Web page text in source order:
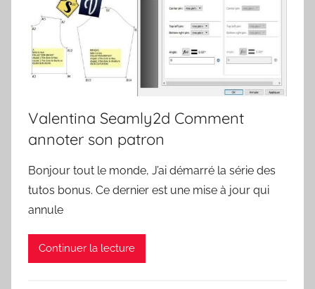
Valentina Seamly2d Comment
annoter son patron
Bonjour tout le monde, J’ai démarré la série des
tutos bonus. Ce dernier est une mise à jour qui
annule
Continuer la lecture